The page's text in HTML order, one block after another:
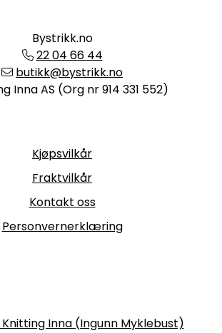
Bystrikk.no
22 04 66 44
butikk@bystrikk.no
Inna AS (Org nr 914 331 552)
Kjøpsvilkår
Fraktvilkår
Kontakt oss
Personvernerklæring
Inna (Ingunn Myklebust)